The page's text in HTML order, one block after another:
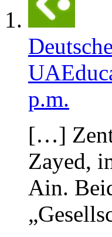
p.m.
[…]
Zayed,
Ain.